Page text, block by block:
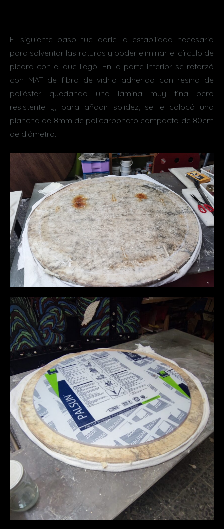
El siguiente paso fue darle la estabilidad necesaria
para solventar las roturas y poder eliminar el círculo de
piedra con el que llegó. En la parte inferior se reforzó
con MAT de fibra de vidrio adherido con resina de
poliéster quedando una lámina muy fina pero
resistente y, para añadir solidez, se le colocó una
plancha de 8mm de policarbonato compacto de 80cm
de diámetro.